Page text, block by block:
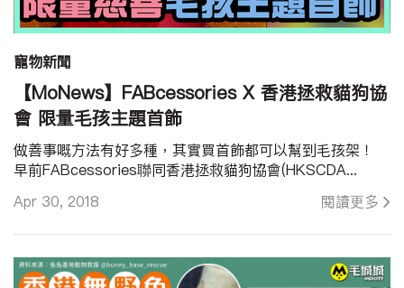
寵物新聞
【MoNews】FABcessories X 香港拯救貓狗協
會 限量毛孩主題首飾
Apr 30, 2018 閱讀更多
做善事嘅方法有好多種，其實買首飾都可以幫到毛孩架！
早前FABcessories聯同香港拯救貓狗協會(HKSCDA...